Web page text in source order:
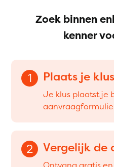
Zoek binnen
kenner
1 Plaats je klus
Je klus plaatst je
2 Vergelijk de